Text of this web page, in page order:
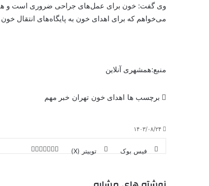
وی گفت: خون برای عمل‌های جراحی ضروری است و هیچ
می‌خواهم که برای اهدای خون به پایگاه‌های انتقال خون
منبع:همشهری آنلاین
برچسب ها اهدای خون تهران خبر مهم
۱۴۰۳/۰۸/۲۴
فیس بوک توییتر (X)